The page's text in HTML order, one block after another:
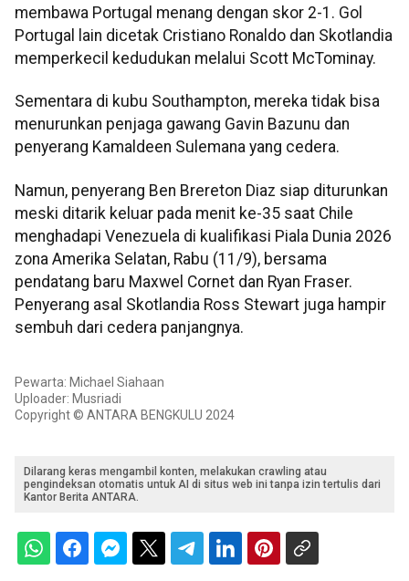
membawa Portugal menang dengan skor 2-1. Gol
Portugal lain dicetak Cristiano Ronaldo dan Skotlandia
memperkecil kedudukan melalui Scott McTominay.
Sementara di kubu Southampton, mereka tidak bisa
menurunkan penjaga gawang Gavin Bazunu dan
penyerang Kamaldeen Sulemana yang cedera.
Namun, penyerang Ben Brereton Diaz siap diturunkan
meski ditarik keluar pada menit ke-35 saat Chile
menghadapi Venezuela di kualifikasi Piala Dunia 2026
zona Amerika Selatan, Rabu (11/9), bersama
pendatang baru Maxwel Cornet dan Ryan Fraser.
Penyerang asal Skotlandia Ross Stewart juga hampir
sembuh dari cedera panjangnya.
Pewarta: Michael Siahaan
Uploader: Musriadi
Copyright © ANTARA BENGKULU 2024
Dilarang keras mengambil konten, melakukan crawling atau
pengindeksan otomatis untuk AI di situs web ini tanpa izin tertulis dari
Kantor Berita ANTARA.